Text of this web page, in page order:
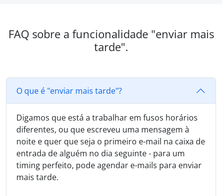
FAQ sobre a funcionalidade "enviar mais
tarde".
O que é "enviar mais tarde"?
Digamos que está a trabalhar em fusos horários
diferentes, ou que escreveu uma mensagem à
noite e quer que seja o primeiro e-mail na caixa de
entrada de alguém no dia seguinte - para um
timing perfeito, pode agendar e-mails para enviar
mais tarde.